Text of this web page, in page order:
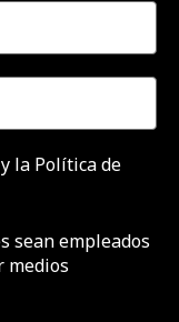
la Política de
sean empleados
medios